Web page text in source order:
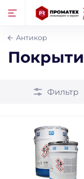
Антикор
Фильтр